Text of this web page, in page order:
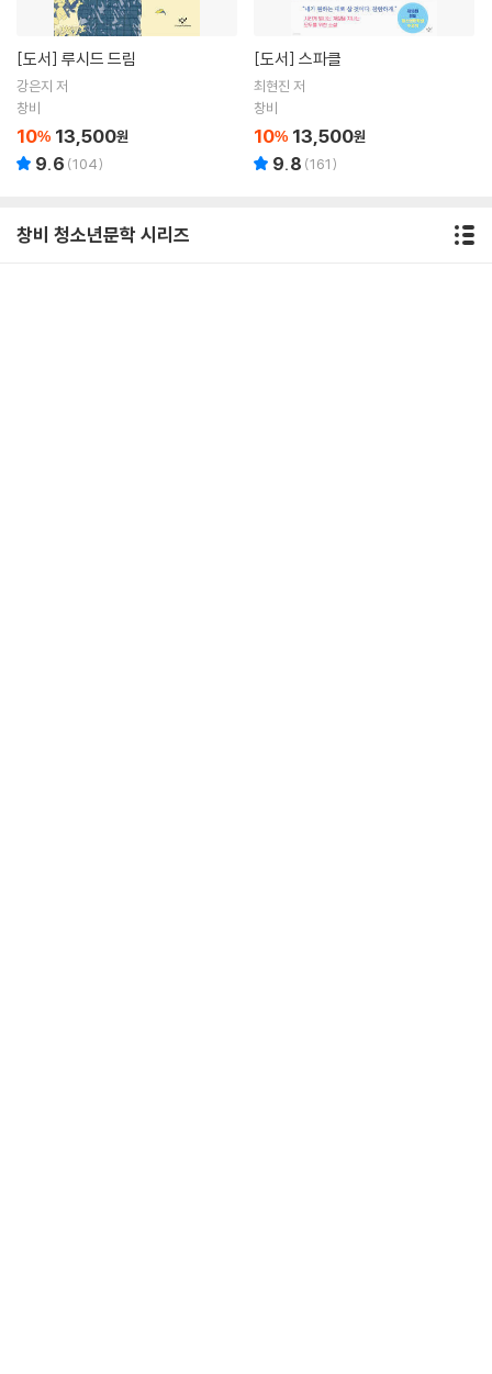
[도서] 루시드 드림
강은지 저
창비
10% 13,500원
9.6 (104)
[도서] 스파클
최현진 저
창비
10% 13,500원
9.8 (161)
창비 청소년문학 시리즈